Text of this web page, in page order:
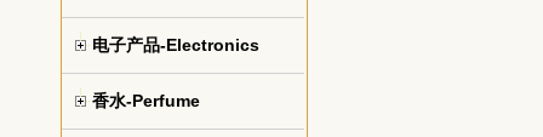
电子产品-Electronics
香水-Perfume